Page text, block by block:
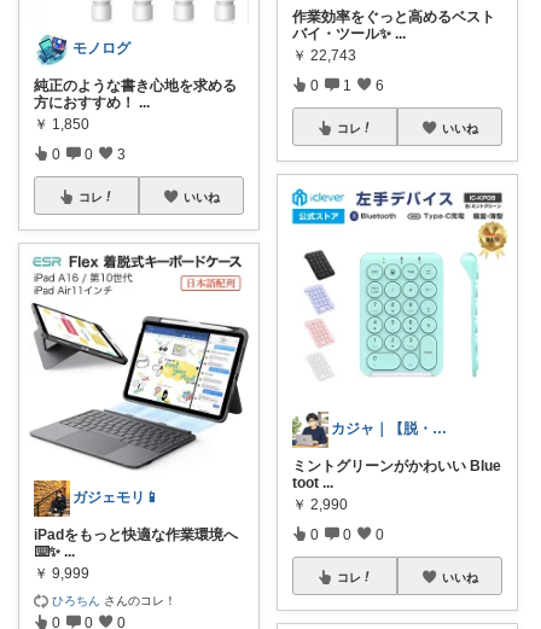
モノログ
純正のような書き心地を求める
方におすすめ！ ...
￥ 1,850
0 0 3
コレ いいね
ガジェモリ📱
iPadをもっと快適な作業環境へ
⌨️✨ ...
￥ 9,999
ひろちん さんのコレ！
0 0 0
作業効率をぐっと高めるベスト
バイ・ツール✨ ...
￥ 22,743
0 1 6
コレ いいね
カジャ｜【脱・不便】家での仕事が激変する
ミントグリーンがかわいい Blue
toot ...
￥ 2,990
0 0 0
コレ いいね